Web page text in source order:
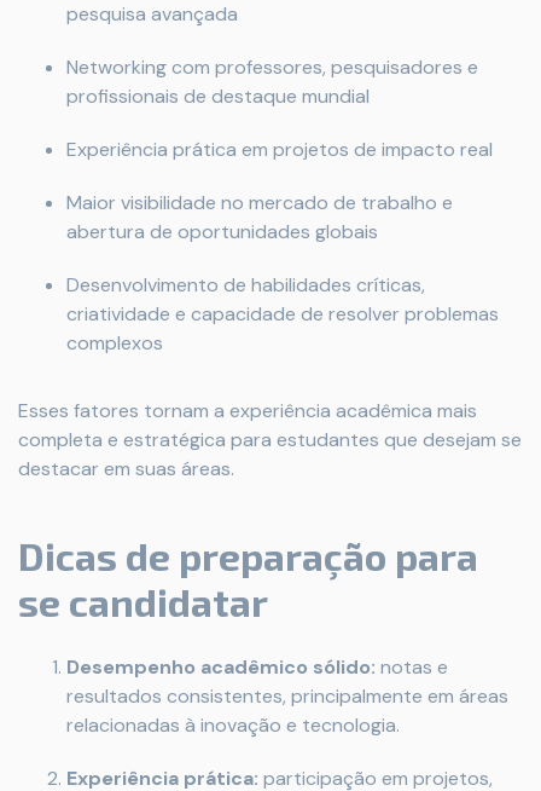
pesquisa avançada
Networking com professores, pesquisadores e
profissionais de destaque mundial
Experiência prática em projetos de impacto real
Maior visibilidade no mercado de trabalho e
abertura de oportunidades globais
Desenvolvimento de habilidades críticas,
criatividade e capacidade de resolver problemas
complexos
Esses fatores tornam a experiência acadêmica mais
completa e estratégica para estudantes que desejam se
destacar em suas áreas.
Dicas de preparação para
se candidatar
Desempenho acadêmico sólido: notas e
resultados consistentes, principalmente em áreas
relacionadas à inovação e tecnologia.
Experiência prática: participação em projetos,